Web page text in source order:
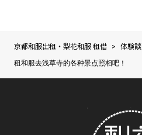
京都和服出租・梨花和服 租借 > 体験談
租和服去浅草寺的各种景点照相吧！